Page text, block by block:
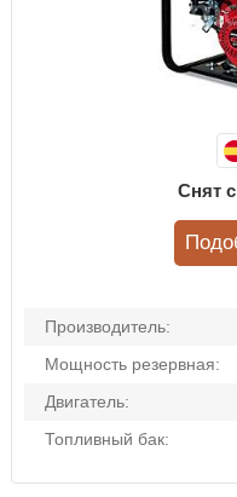
Производитель:
Мощность резервная:
Двигатель:
Топливный бак:
Снят